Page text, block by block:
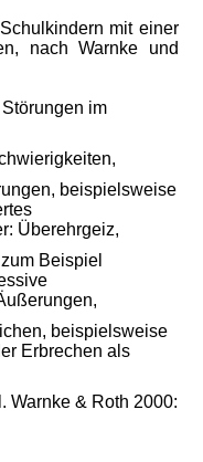
mit einer
nach Warnke und
im
beispielsweise
Überehrgeiz,
Beispiel
beispielsweise
Erbrechen als
& Roth 2000: